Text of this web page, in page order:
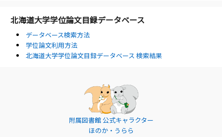
北海道大学学位論文目録データベース
データベース検索方法
学位論文利用方法
北海道大学学位論文目録データベース 検索結果
附属図書館 公式キャラクター
ほのか・うらら